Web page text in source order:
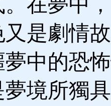
又是劇情
夢中的恐
境所獨